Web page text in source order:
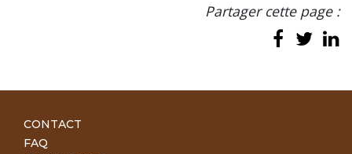
Partager cette page :
CONTACT
FAQ